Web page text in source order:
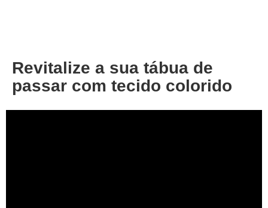
Revitalize a sua tábua de
passar com tecido colorido